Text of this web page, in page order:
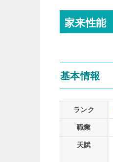
家来性能
基本情報
ランク
職業
天賦